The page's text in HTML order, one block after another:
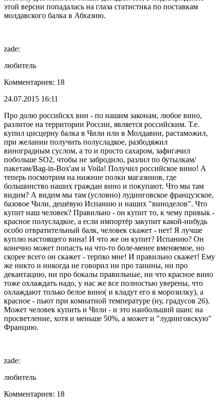
этой версии попадалась на глаза статистика по поставкам
молдавского балка в Абхазию.
zade:
любитель
Комментариев: 18
24.07.2015 16:11
Про долю российскх вин - по нашим законам, любое вино,
разлитое на территории России, является российским. Т.е.
купил цисцерну балка в Чили или в Молдавии, растаможил,
при желании получить полусладкое, разбодяжил
виноградным суслом, а то и просто сахаром, зафигачил
побольше SO2, чтобы не забродило, разлил по бутылкам/
пакетам/Bag-in-Box'ам и Voila! Получил российское вино! А
теперь посмотрим на нижние полки магазинов, где
большинство наших граждан вино и покупают. Что мы там
видим? А видим мы там (условно) лудинговское французское,
базовое Чили, дешёвую Испанию и наших "виноделов". Что
купит наш человек? Правильно - он купит то, к чему привык -
красное полусладкое, а если импортёр закупит какой-нибудь
особо отвратительный балк, человек скажет - нет! Я лучше
куплю настоящего вина! И что же он купит? Испанию? Он
конечно может попасть на что-то боле-менее вменяемое, но
скорее всего он скажет - терпко мне! И правильно скажет! Ему
же никто и никогда не говорил ни про танины, ни про
декантацию, ни про бокалы правильные, ни что красное вино
тоже охлаждать надо, у нас же все полностью уверены, что
охлаждают только белое вино( и кладут его в морозилку), а
красное - пьют при комнатной температуре (ну, градусов 26).
Может человек купить и Чили - и это наибольший шанс на
просветление, хотя и меньше 50%, а может и "лудинговскую"
Францию.
zade:
любитель
Комментариев: 18